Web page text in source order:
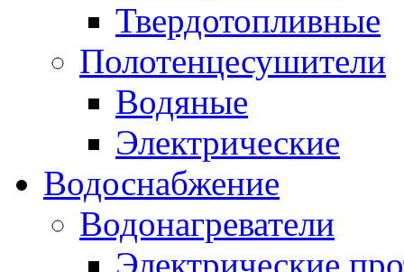
Твердотопливные
Полотенцесушители
Водяные
Электрические
Водоснабжение
Водонагреватели